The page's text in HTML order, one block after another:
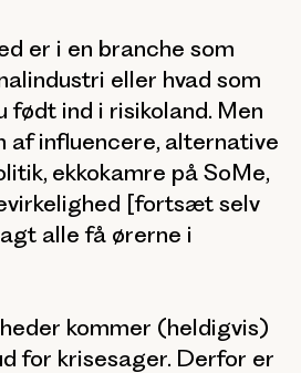
er i en branche som
eller hvad som
født ind i risikoland. Men
af influencere, alternative
ekkokamre på SoMe,
[fortsæt selv
alle få ørerne i
kommer (heldigvis)
for krisesager. Derfor er